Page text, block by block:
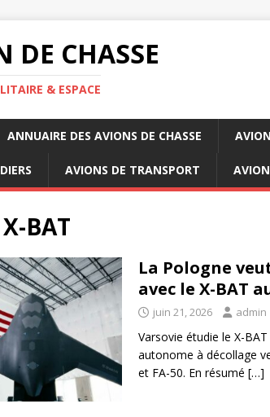
DE CHASSE
& ESPACE
ANNUAIRE DES AVIONS DE CHASSE
AVIONS DE TRANSPORT
BAT
La Pologne
avec le X-BAT
juin 21, 2026 admin
Varsovie étudie le X-
autonome à décollage
et FA-50. En résumé […]